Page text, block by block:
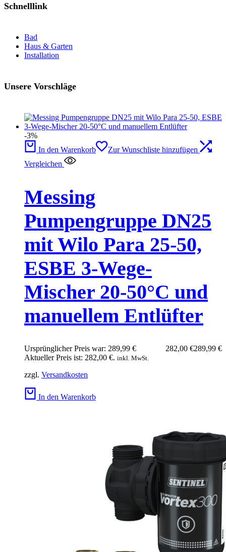
Schnelllink
Bad
Haus & Garten
Installation
Unsere Vorschläge
-3%
In den Warenkorb
Zur Wunschliste hinzufügen
Vergleichen
Messing
Pumpengruppe DN25
mit Wilo Para 25-50,
ESBE 3-Wege-
Mischer 20-50°C und
manuellem Entlüfter
289,99 €
Ursprünglicher Preis war: 289,99 € 282,00 €
Aktueller Preis ist: 282,00 €. inkl. MwSt.
zzgl. Versandkosten
In den Warenkorb